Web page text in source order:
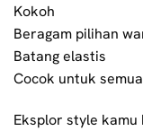
Kokoh
Beragam pilihan
Batang elastis
Cocok untuk
Eksplor style kamu